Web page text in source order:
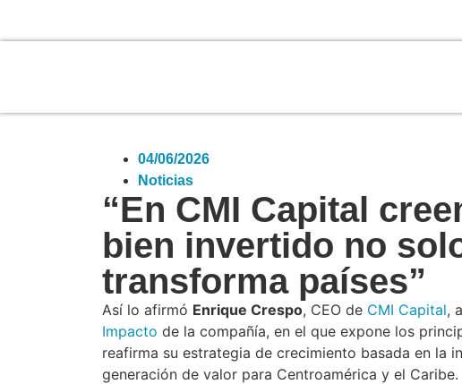
04/06/2026
Noticias
“En CMI Capital
bien invertido no
transforma países”
Así lo afirmó Enrique Crespo, CEO de CMI Capital,
Impacto de la compañía, en el que expone los
reafirma su estrategia de crecimiento basada en la
generación de valor para Centroamérica y el Caribe.